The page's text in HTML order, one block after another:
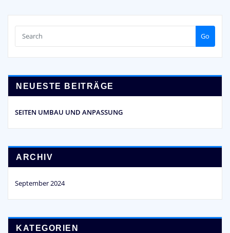
Go
NEUESTE BEITRÄGE
SEITEN UMBAU UND ANPASSUNG
ARCHIV
September 2024
KATEGORIEN